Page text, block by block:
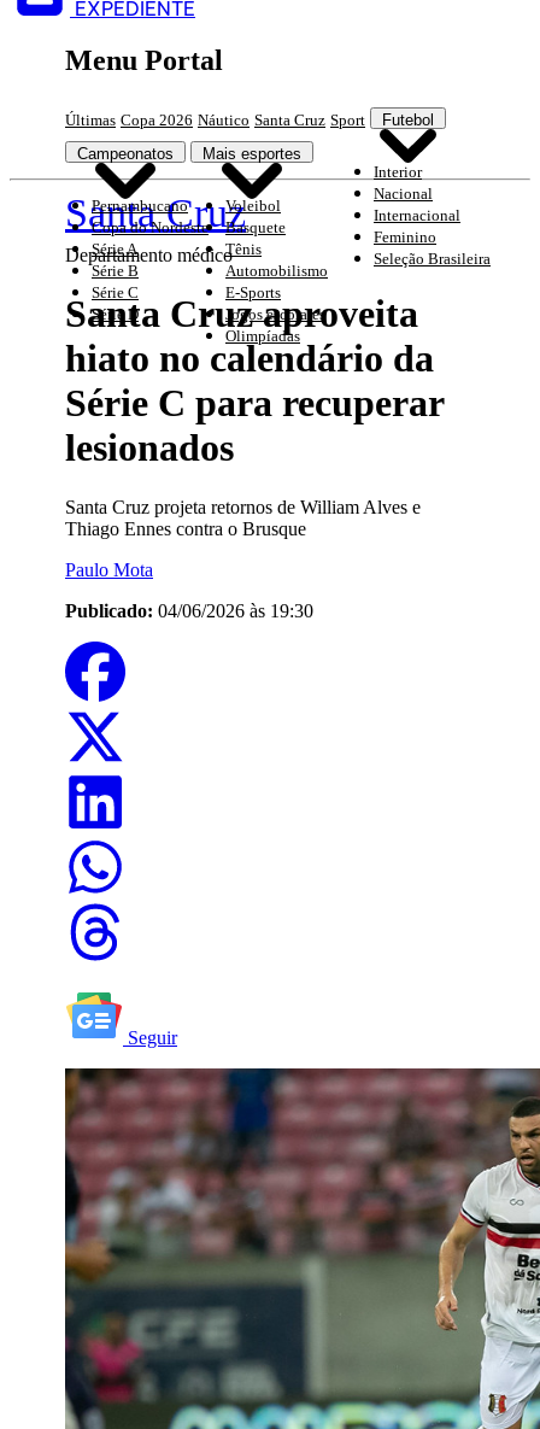
EXPEDIENTE
Menu Portal
Últimas Copa 2026 Náutico Santa Cruz Sport Futebol
Interior
Nacional
Internacional
Feminino
Seleção Brasileira
Campeonatos
Pernambucano
Copa do Nordeste
Série A
Série B
Série C
Série D
Mais esportes
Voleibol
Basquete
Tênis
Automobilismo
E-Sports
Jogos escolares
Olimpíadas
Santa Cruz
Departamento médico
Santa Cruz aproveita
hiato no calendário da
Série C para recuperar
lesionados
Santa Cruz projeta retornos de William Alves e
Thiago Ennes contra o Brusque
Paulo Mota
Publicado: 04/06/2026 às 19:30
Seguir